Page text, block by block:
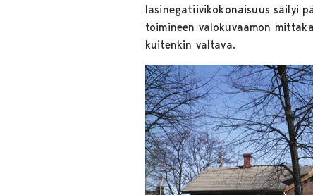
lasinegatiivikokonaisuus säilyi
toimineen valokuvaamon
kuitenkin valtava.